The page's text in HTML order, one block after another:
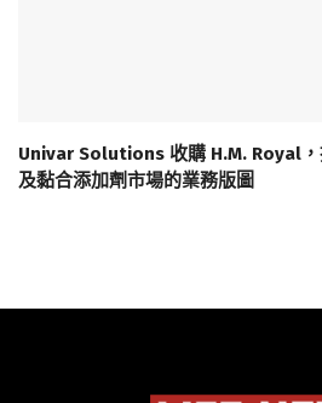
Univar Solutions 收購 H.M. Royal
及黏合添加劑市場的業務版圖